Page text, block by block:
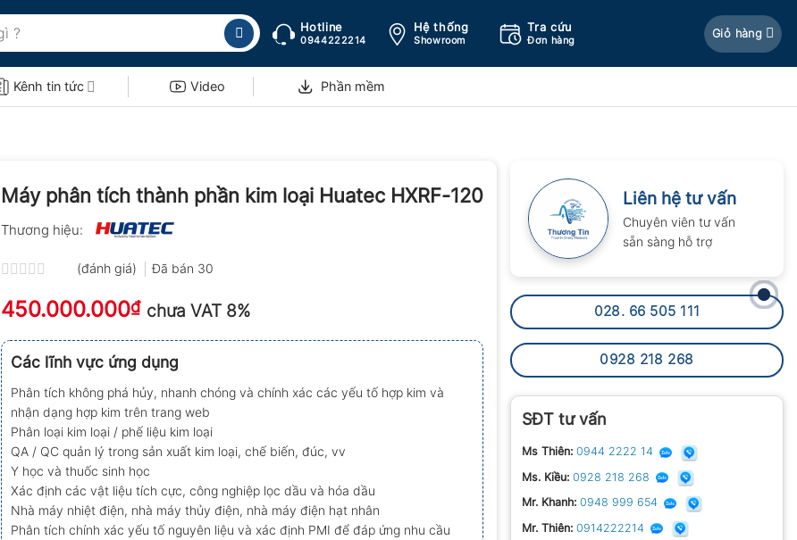
Hotline
0944222214
Hệ thống
Showroom
Tra cứu
Đơn hàng
Giỏ hàng
Kênh tin tức Video Phần mềm
Liên hệ tư vấn
Chuyên viên tư vấn
sẵn sàng hỗ trợ
028. 66 505 111
0928 218 268
SĐT tư vấn
Ms Thiên: 0944 2222 14
Ms. Kiều: 0928 218 268
Mr. Khanh: 0948 999 654
Mr. Thiên: 0914222214
Máy phân tích thành phần kim loại Huatec HXRF-120
Thương hiệu:
xếp
hạng
5
sao
(đánh giá) Đã bán 30
450.000.000₫ chưa VAT 8%
Các lĩnh vực ứng dụng
Phân tích không phá hủy, nhanh chóng và chính xác các yếu tố hợp kim và
nhận dạng hợp kim trên trang web
Phân loại kim loại / phế liệu kim loại
QA / QC quản lý trong sản xuất kim loại, chế biến, đúc, vv
Y học và thuốc sinh học
Xác định các vật liệu tích cực, công nghiệp lọc dầu và hóa dầu
Nhà máy nhiệt điện, nhà máy thủy điện, nhà máy điện hạt nhân
Phân tích chính xác yếu tố nguyên liệu và xác định PMI để đáp ứng nhu cầu